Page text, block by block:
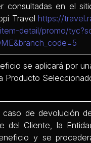
consultadas en el
Travelhttps://
detail/promo/
se aplicará por
Producto
caso de devolución
del Cliente, la
y se